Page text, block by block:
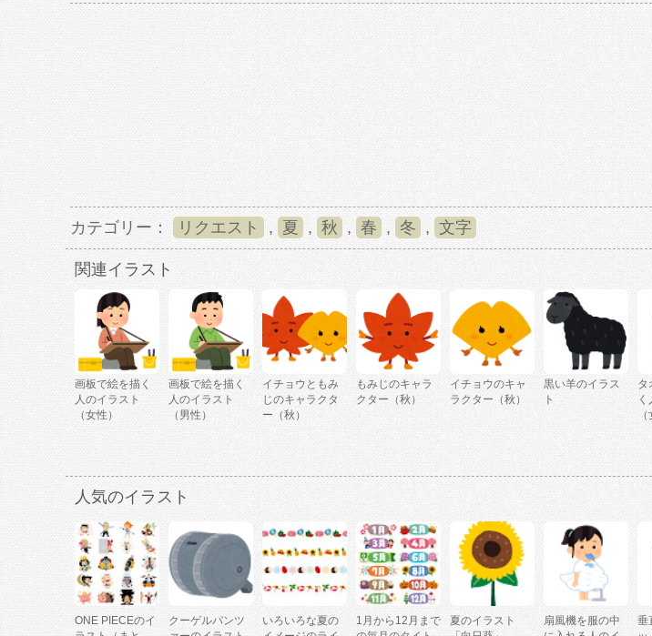
カテゴリー： リクエスト , 夏 , 秋 , 春 , 冬 , 文字
関連イラスト
画板で絵を描く
人のイラスト
（女性）
画板で絵を描く
人のイラスト
（男性）
イチョウともみ
じのキャラクタ
ー（秋）
もみじのキャラ
クター（秋）
イチョウのキャ
ラクター（秋）
黒い羊のイラス
ト
タ
人気のイラスト
ONE PIECEのイ
クーゲルパンツ
いろいろな夏の
1月から12月まで
夏のイラスト
扇風機を服の中
垂